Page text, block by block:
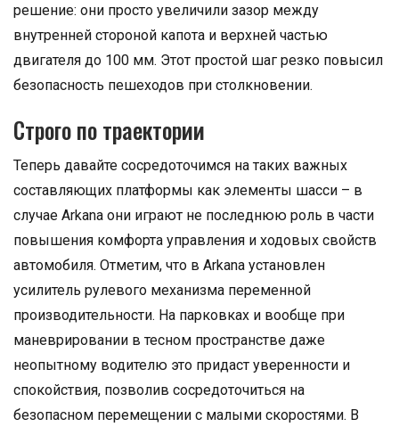
решение: они просто увеличили зазор между
внутренней стороной капота и верхней частью
двигателя до 100 мм. Этот простой шаг резко повысил
безопасность пешеходов при столкновении.
Строго по траектории
Теперь давайте сосредоточимся на таких важных
составляющих платформы как элементы шасси – в
случае Arkana они играют не последнюю роль в части
повышения комфорта управления и ходовых свойств
автомобиля. Отметим, что в Arkana установлен
усилитель рулевого механизма переменной
производительности. На парковках и вообще при
маневрировании в тесном пространстве даже
неопытному водителю это придаст уверенности и
спокойствия, позволив сосредоточиться на
безопасном перемещении с малыми скоростями. В